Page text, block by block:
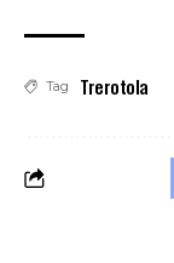
Tag Trerotola